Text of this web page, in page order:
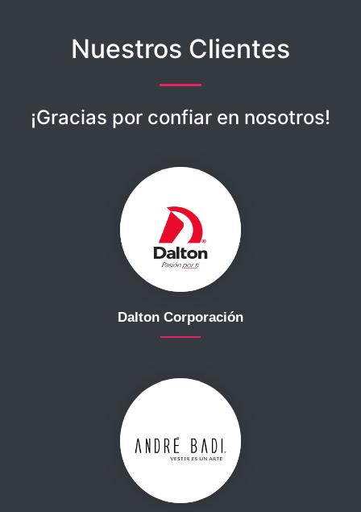
Nuestros Clientes
¡Gracias por confiar en nosotros!
Dalton Corporación